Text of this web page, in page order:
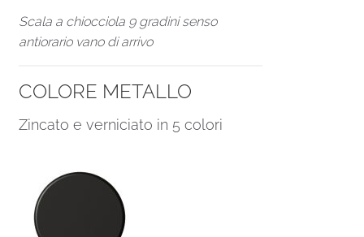
Scala a chiocciola 9 gradini senso
antiorario vano di arrivo
COLORE METALLO
Zincato e verniciato in 5 colori